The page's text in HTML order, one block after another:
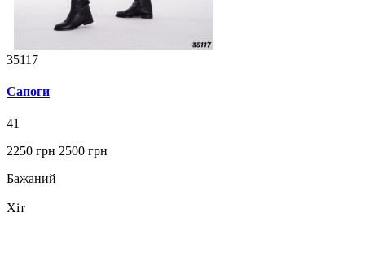
35117
Сапоги
41
2250 грн 2500 грн
Бажаний
Хіт